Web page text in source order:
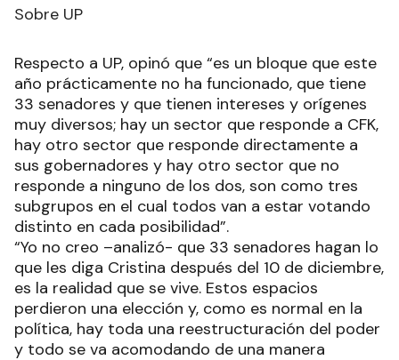
Sobre UP
Respecto a UP, opinó que “es un bloque que este
año prácticamente no ha funcionado, que tiene
33 senadores y que tienen intereses y orígenes
muy diversos; hay un sector que responde a CFK,
hay otro sector que responde directamente a
sus gobernadores y hay otro sector que no
responde a ninguno de los dos, son como tres
subgrupos en el cual todos van a estar votando
distinto en cada posibilidad”.
“Yo no creo –analizó- que 33 senadores hagan lo
que les diga Cristina después del 10 de diciembre,
es la realidad que se vive. Estos espacios
perdieron una elección y, como es normal en la
política, hay toda una reestructuración del poder
y todo se va acomodando de una manera